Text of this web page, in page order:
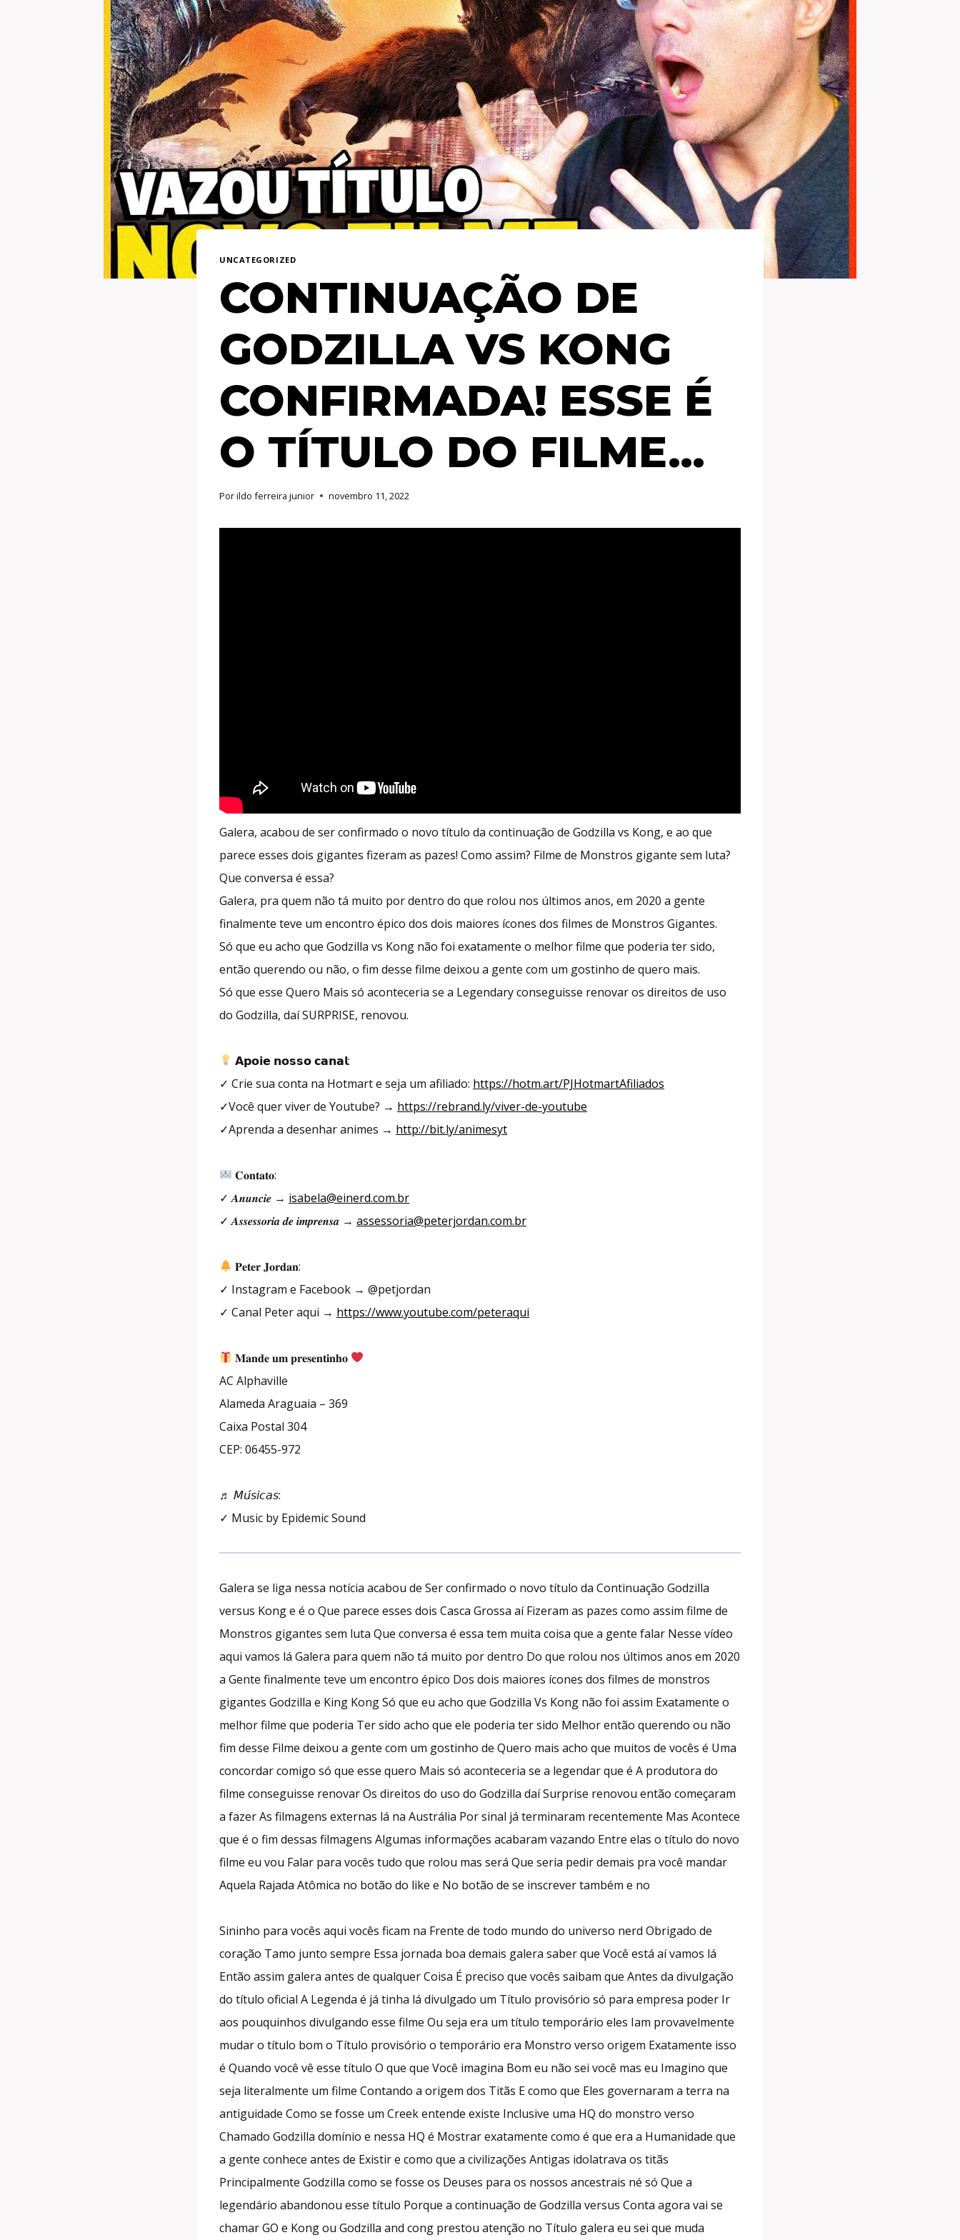
UNCATEGORIZED
CONTINUAÇÃO DE
GODZILLA VS KONG
CONFIRMADA! ESSE É
O TÍTULO DO FILME…
Porildo ferreira junior novembro 11, 2022
Galera, acabou de ser confirmado o novo título da continuação de Godzilla vs Kong, e ao que
parece esses dois gigantes fizeram as pazes! Como assim? Filme de Monstros gigante sem luta?
Que conversa é essa?
Galera, pra quem não tá muito por dentro do que rolou nos últimos anos, em 2020 a gente
finalmente teve um encontro épico dos dois maiores ícones dos filmes de Monstros Gigantes.
Só que eu acho que Godzilla vs Kong não foi exatamente o melhor filme que poderia ter sido,
então querendo ou não, o fim desse filme deixou a gente com um gostinho de quero mais.
Só que esse Quero Mais só aconteceria se a Legendary conseguisse renovar os direitos de uso
do Godzilla, daí SURPRISE, renovou.
𝗔𝗽𝗼𝗶𝗲 𝗻𝗼𝘀𝘀𝗼 𝗰𝗮𝗻𝗮𝗹:
✓ Crie sua conta na Hotmart e seja um afiliado: https://hotm.art/PJHotmartAfiliados
✓Você quer viver de Youtube? → https://rebrand.ly/viver-de-youtube
✓Aprenda a desenhar animes → http://bit.ly/animesyt
𝐂𝐨𝐧𝐭𝐚𝐭𝐨:
✓ 𝑨𝒏𝒖𝒏𝒄𝒊𝒆 → isabela@einerd.com.br
✓ 𝑨𝒔𝒔𝒆𝒔𝒔𝒐𝒓𝒊𝒂 𝒅𝒆 𝒊𝒎𝒑𝒓𝒆𝒏𝒔𝒂 → assessoria@peterjordan.com.br
𝐏𝐞𝐭𝐞𝐫 𝐉𝐨𝐫𝐝𝐚𝐧:
✓ Instagram e Facebook → @petjordan
✓ Canal Peter aqui → https://www.youtube.com/peteraqui
𝐌𝐚𝐧𝐝𝐞 𝐮𝐦 𝐩𝐫𝐞𝐬𝐞𝐧𝐭𝐢𝐧𝐡𝐨
AC Alphaville
Alameda Araguaia – 369
Caixa Postal 304
CEP: 06455-972
♬ 𝘔𝘶́𝘴𝘪𝘤𝘢𝘴:
✓ Music by Epidemic Sound
Galera se liga nessa notícia acabou de Ser confirmado o novo título da Continuação Godzilla
versus Kong e é o Que parece esses dois Casca Grossa aí Fizeram as pazes como assim filme de
Monstros gigantes sem luta Que conversa é essa tem muita coisa que a gente falar Nesse vídeo
aqui vamos lá Galera para quem não tá muito por dentro Do que rolou nos últimos anos em 2020
a Gente finalmente teve um encontro épico Dos dois maiores ícones dos filmes de monstros
gigantes Godzilla e King Kong Só que eu acho que Godzilla Vs Kong não foi assim Exatamente o
melhor filme que poderia Ter sido acho que ele poderia ter sido Melhor então querendo ou não
fim desse Filme deixou a gente com um gostinho de Quero mais acho que muitos de vocês é Uma
concordar comigo só que esse quero Mais só aconteceria se a legendar que é A produtora do
filme conseguisse renovar Os direitos do uso do Godzilla daí Surprise renovou então começaram
a fazer As filmagens externas lá na Austrália Por sinal já terminaram recentemente Mas Acontece
que é o fim dessas filmagens Algumas informações acabaram vazando Entre elas o título do novo
filme eu vou Falar para vocês tudo que rolou mas será Que seria pedir demais pra você mandar
Aquela Rajada Atômica no botão do like e No botão de se inscrever também e no
Sininho para vocês aqui vocês ficam na Frente de todo mundo do universo nerd Obrigado de
coração Tamo junto sempre Essa jornada boa demais galera saber que Você está aí vamos lá
Então assim galera antes de qualquer Coisa É preciso que vocês saibam que Antes da divulgação
do título oficial A Legenda é já tinha lá divulgado um Título provisório só para empresa poder Ir
aos pouquinhos divulgando esse filme Ou seja era um título temporário eles Iam provavelmente
mudar o título bom o Título provisório o temporário era Monstro verso origem Exatamente isso
é Quando você vê esse título O que que Você imagina Bom eu não sei você mas eu Imagino que
seja literalmente um filme Contando a origem dos Titãs E como que Eles governaram a terra na
antiguidade Como se fosse um Creek entende existe Inclusive uma HQ do monstro verso
Chamado Godzilla domínio e nessa HQ é Mostrar exatamente como é que era a Humanidade que
a gente conhece antes de Existir e como que a civilizações Antigas idolatrava os titãs
Principalmente Godzilla como se fosse os Deuses para os nossos ancestrais né só Que a
legendário abandonou esse título Porque a continuação de Godzilla versus Conta agora vai se
chamar GO e Kong ou Godzilla and cong prestou atenção no Título galera eu sei que muda